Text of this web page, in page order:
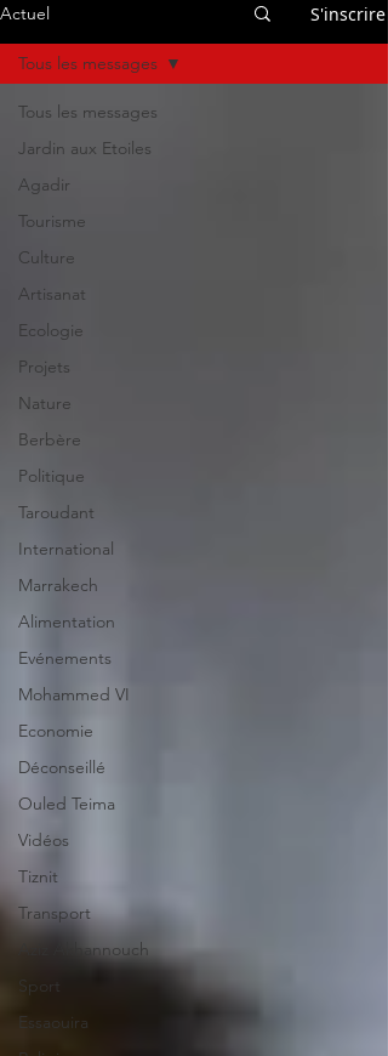
Actuel S'inscrire
Tous les messages
Jardin aux Etoiles
Agadir
Tourisme
Culture
Artisanat
Ecologie
Projets
Nature
Berbère
Politique
Taroudant
International
Marrakech
Alimentation
Evénements
Mohammed VI
Economie
Déconseillé
Ouled Teima
Vidéos
Tiznit
Transport
Aziz Akhannouch
Sport
Essaouira
Tous les messages